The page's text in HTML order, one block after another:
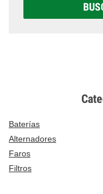
Baterías
Alternadores
Faros
Filtros